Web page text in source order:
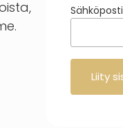
Sähköposti